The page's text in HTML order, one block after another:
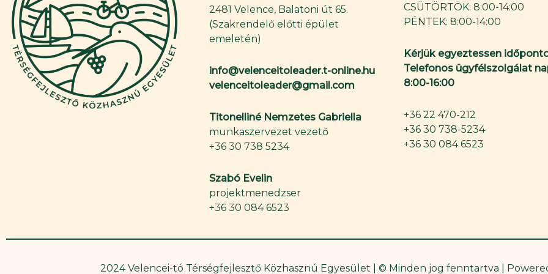
2481 Velence, Balatoni út 65.
(Szakrendelő előtti épület
emeletén)
info@velenceitoleader.t-online.hu
velenceitoleader@gmail.com
Titonelliné Nemzetes Gabriella
munkaszervezet vezető
+36 30 738 5234
Szabó Evelin
projektmenedzser
+36 30 084 6523
CSÜTÖRTÖK: 8:00-14:00
PÉNTEK: 8:00-14:00
Kérjük egyeztessen
Telefonos ügyfélszolgálat
8:00-16:00
+36 22 470-212
+36 30 738-5234
+36 30 084 6523
2024 Velencei-tó Térségfejlesztő Közhasznú Egyesület | © Minden jog fenntartva |